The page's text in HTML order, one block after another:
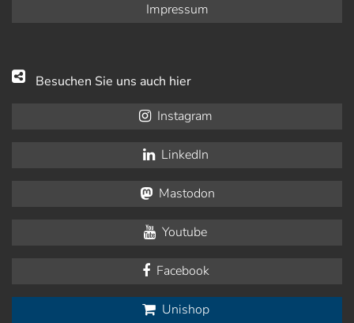
Impressum
Besuchen Sie uns auch hier
Instagram
LinkedIn
Mastodon
Youtube
Facebook
Unishop